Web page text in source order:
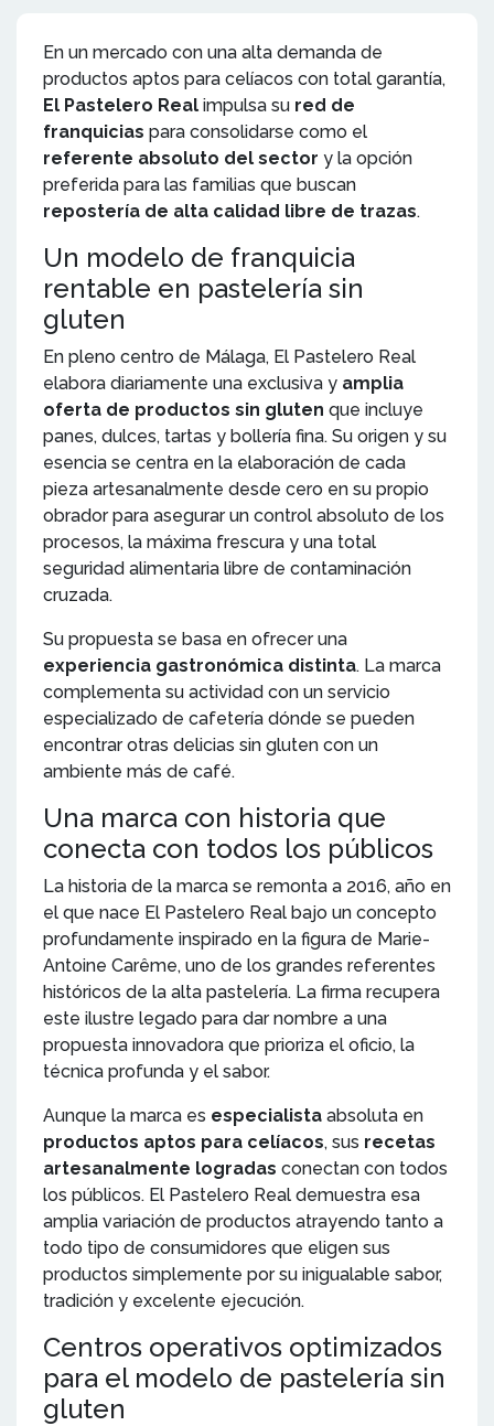
En un mercado con una alta demanda de
productos aptos para celíacos con total garantía,
El Pastelero Real impulsa su red de
franquicias para consolidarse como el
referente absoluto del sector y la opción
preferida para las familias que buscan
repostería de alta calidad libre de trazas.
Un modelo de franquicia
rentable en pastelería sin
gluten
En pleno centro de Málaga, El Pastelero Real
elabora diariamente una exclusiva y amplia
oferta de productos sin gluten que incluye
panes, dulces, tartas y bollería fina. Su origen y su
esencia se centra en la elaboración de cada
pieza artesanalmente desde cero en su propio
obrador para asegurar un control absoluto de los
procesos, la máxima frescura y una total
seguridad alimentaria libre de contaminación
cruzada.
Su propuesta se basa en ofrecer una
experiencia gastronómica distinta. La marca
complementa su actividad con un servicio
especializado de cafetería dónde se pueden
encontrar otras delicias sin gluten con un
ambiente más de café.
Una marca con historia que
conecta con todos los públicos
La historia de la marca se remonta a 2016, año en
el que nace El Pastelero Real bajo un concepto
profundamente inspirado en la figura de Marie-
Antoine Carême, uno de los grandes referentes
históricos de la alta pastelería. La firma recupera
este ilustre legado para dar nombre a una
propuesta innovadora que prioriza el oficio, la
técnica profunda y el sabor.
Aunque la marca es especialista absoluta en
productos aptos para celíacos, sus recetas
artesanalmente logradas conectan con todos
los públicos. El Pastelero Real demuestra esa
amplia variación de productos atrayendo tanto a
todo tipo de consumidores que eligen sus
productos simplemente por su inigualable sabor,
tradición y excelente ejecución.
Centros operativos optimizados
para el modelo de pastelería sin
gluten